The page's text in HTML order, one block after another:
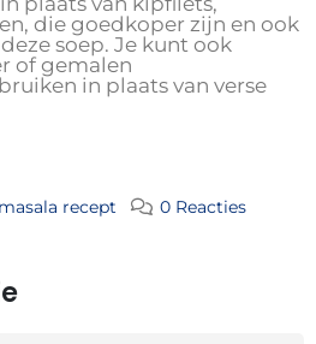
die goedkoper zijn en ook
soep. Je kunt ook
of gemalen
in plaats van verse
recept 0 Reacties